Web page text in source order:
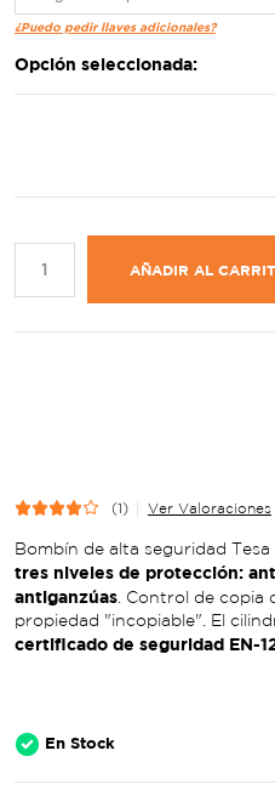
(1) Ver Valoraciones
Bombín de alta seguridad
tres niveles de protección:
antiganzúas. Control de copia
propiedad "incopiable". El
certificado de seguridad EN-
En Stock
¿Puedo pedir llaves adicionales?
Opción seleccionada:
AÑADIR AL